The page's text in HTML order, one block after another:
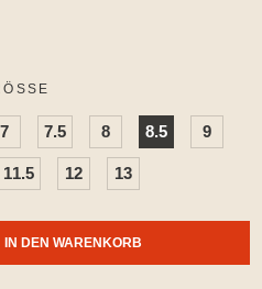
7 7.5 8 8.5 9
11.5 12 13
IN DEN WARENKORB